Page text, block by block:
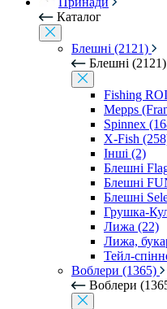
Каталог
Блешні (2121)
Блешні (2121)
Fishing
Mepps
Spinnex
X-Fish
Інші (2)
Блешні
Блешні
Блешні
Грушка-
Лижа (22)
Лижа,
Тейл-
Воблери (1365)
Воблери